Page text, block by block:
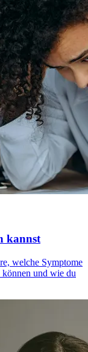
kannst
welche Symptome
können und wie du